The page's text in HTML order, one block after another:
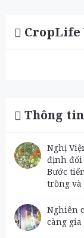
CropLife
Thông
Nghị
định đối
Bước
trồng và
Nghiên
càng